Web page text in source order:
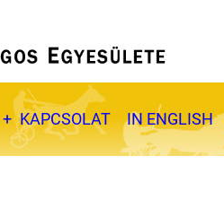
KAPCSOLAT IN ENGLISH